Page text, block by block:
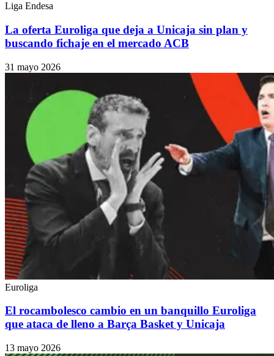
Liga Endesa
La oferta Euroliga que deja a Unicaja sin plan y
buscando fichaje en el mercado ACB
31 mayo 2026
Euroliga
El rocambolesco cambio en un banquillo Euroliga
que ataca de lleno a Barça Basket y Unicaja
13 mayo 2026